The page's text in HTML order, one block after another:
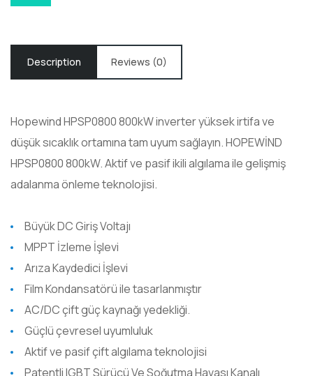
Description Reviews (0)
Hopewind HPSP0800 800kW inverter yüksek irtifa ve
düşük sıcaklık ortamına tam uyum sağlayın. HOPEWİND
HPSP0800 800kW. Aktif ve pasif ikili algılama ile gelişmiş
adalanma önleme teknolojisi.
Büyük DC Giriş Voltajı
MPPT İzleme İşlevi
Arıza Kaydedici İşlevi
Film Kondansatörü ile tasarlanmıştır
AC/DC çift güç kaynağı yedekliği.
Güçlü çevresel uyumluluk
Aktif ve pasif çift algılama teknolojisi
Patentli IGBT Sürücü Ve Soğutma Havası Kanalı